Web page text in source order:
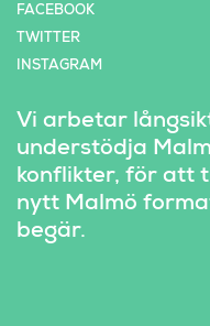
FACEBOOK
TWITTER
INSTAGRAM
Vi arbetar
understödja
konflikter, för att
nytt Malmö
begär.